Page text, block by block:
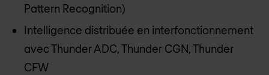
Pattern Recognition)
Intelligence distribuée en interfonctionnement
avec Thunder ADC, Thunder CGN, Thunder
CFW